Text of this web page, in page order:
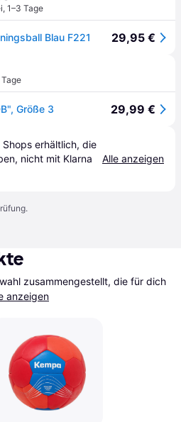
, 1–3 Tage
Blau F221 29,95 €
Tage
Größe 3 29,99 €
Shops erhältlich, die
nicht mit Klarna
Alle anzeigen
zusammengestellt, die für dich
anzeigen